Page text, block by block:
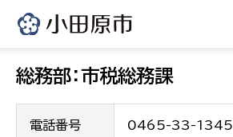
総務部：市税総務課
電話番号 0465-33-1345